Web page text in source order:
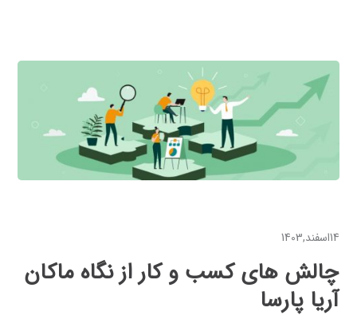
14اسفند,1403
چالش های کسب و کار از نگاه ماکان
آریا پارسا